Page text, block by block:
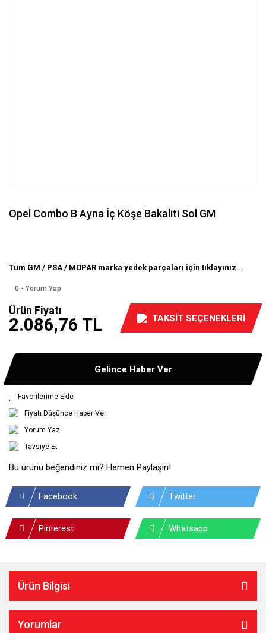
Opel Combo B Ayna İç Köşe Bakaliti Sol GM
Tüm GM / PSA / MOPAR marka yedek parçaları için tıklayınız...
0 - Yorum Yap
Ürün Fiyatı
2.086,76 TL TAKSİT SEÇENEKLERİ
Gelince Haber Ver
Fiyatı Düşünce Haber Ver
Yorum Yaz
Tavsiye Et
Bu ürünü beğendiniz mi? Hemen Paylaşın!
Facebook Twitter
Pinterest Whatsapp
Ürün Bilgisi
Yorumlar